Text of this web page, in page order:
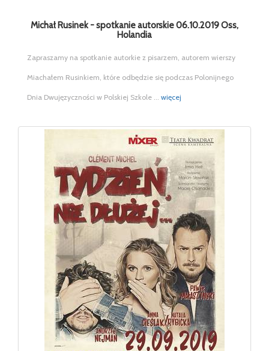
Michał Rusinek - spotkanie autorskie 06.10.2019 Oss,
Holandia
Zapraszamy na spotkanie autorkie z pisarzem, autorem wierszy
Miachałem Rusinkiem, które odbędzie się podczas Polonijnego
Dnia Dwujęzyczności w Polskiej Szkole ... więcej